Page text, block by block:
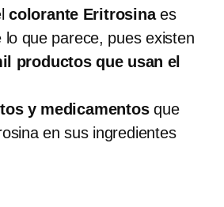
colorante Eritrosinaes
lo que parece, pues existen
productos que usan el
y medicamentosque
en sus ingredientes